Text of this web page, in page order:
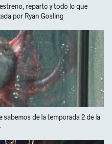
reparto y todo lo que
por Ryan Gosling
de la temporada 2 de la